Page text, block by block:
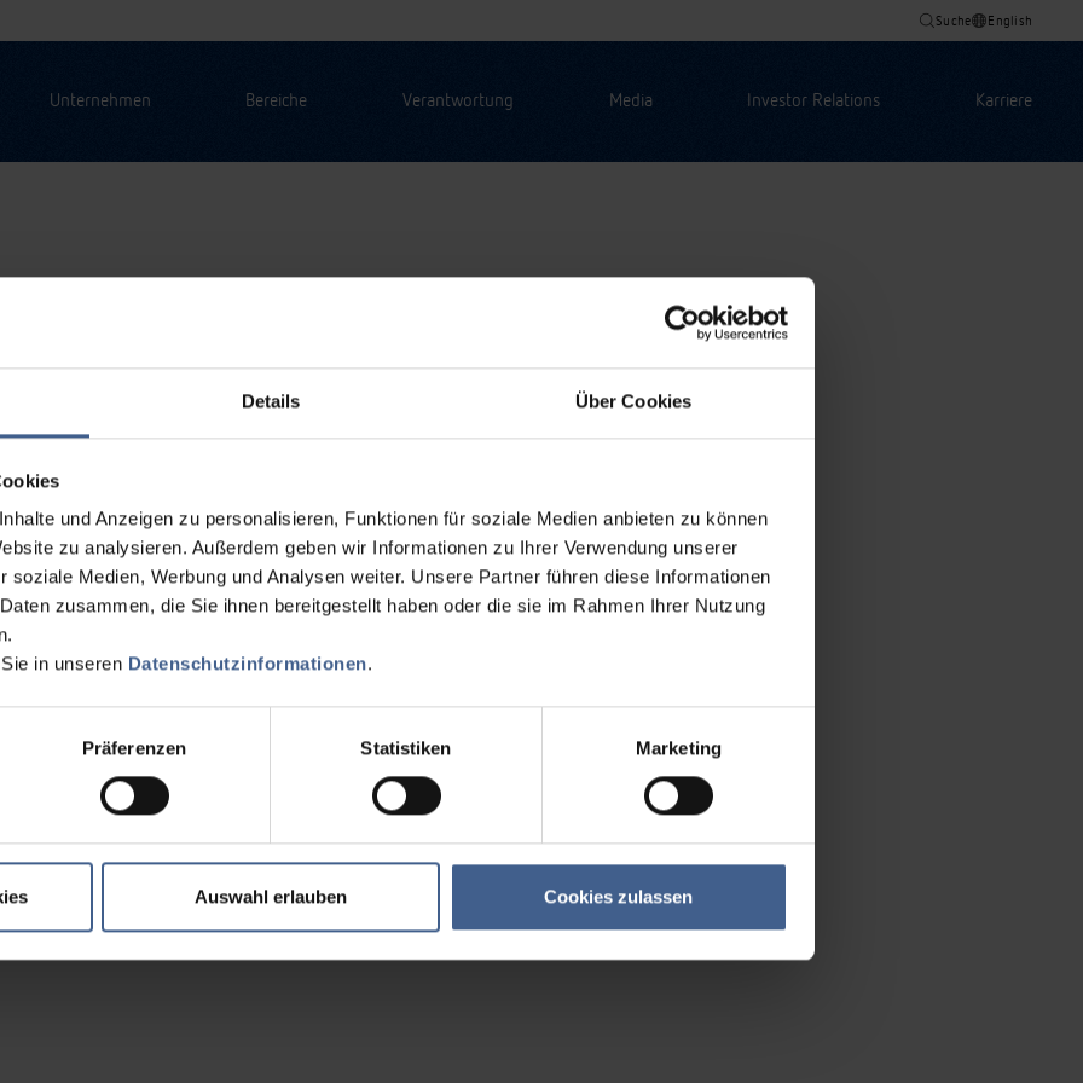
Details Über Cookies
und Anzeigen zu personalisieren, Funktionen für soziale Medien anbieten zu können
zu analysieren. Außerdem geben wir Informationen zu Ihrer Verwendung unserer
soziale Medien, Werbung und Analysen weiter. Unsere Partner führen diese Informationen
zusammen, die Sie ihnen bereitgestellt haben oder die sie im Rahmen Ihrer Nutzung
in unseren Datenschutzinformationen.
Präferenzen Statistiken Marketing
Auswahl erlauben Cookies zulassen
Suche English
Unternehmen Bereiche Verantwortung Media Investor Relations Karriere